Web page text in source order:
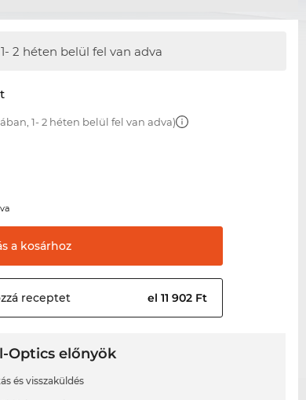
1- 2 héten belül fel van adva
1- 2 héten belül fel van adva)
a kosárhoz
receptet el 11 902 Ft
Optics előnyök
és visszaküldés